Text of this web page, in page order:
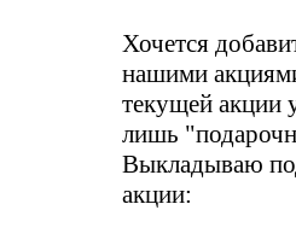
Хочется
нашими
текущей акции
лишь
Выкладываю
акции: